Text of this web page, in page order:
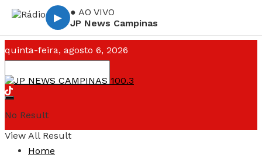
▶
● AO VIVO
JP News Campinas
quinta-feira, agosto 6, 2026
No Result
View All Result
Home